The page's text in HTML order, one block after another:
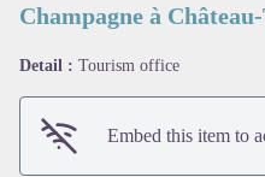
Champagne à
Detail : Tourism office
Embed this item to